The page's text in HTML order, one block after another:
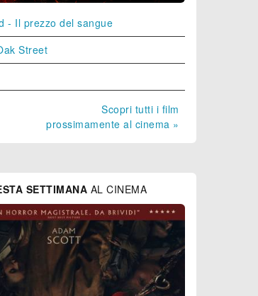
- Il prezzo del sangue
Street
Scopri tutti i film
prossimamente al cinema »
SETTIMANA AL CINEMA